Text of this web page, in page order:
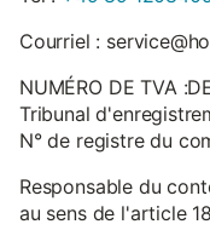
Courriel :
NUMÉRO DE TVA
Tribunal
N° de registre du
Responsable du
au sens de l'article